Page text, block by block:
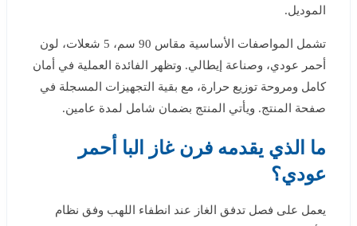
الموديل.
تشمل المواصفات الأساسية مقاس 90 سم، 5 شعلات، لون
أحمر عودي، وصناعة إيطالي. وتظهر الفائدة العملية في أمان
كامل ومروحة توزيع حرارة، مع بقية التجهيزات المسجلة في
صفحة المنتج. ويأتي المنتج بضمان شامل لمدة عامين.
ما الذي يقدمه فرن غاز البا أحمر
عودي؟
يعمل على فصل تدفق الغاز عند انطفاء اللهب وفق نظام